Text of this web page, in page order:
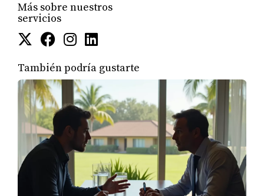
Más sobre nuestros
servicios
También podría gustarte